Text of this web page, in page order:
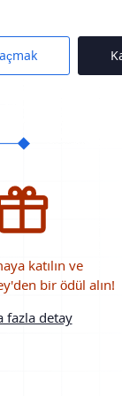
katılın ve
bir ödül alın!
fazla detay